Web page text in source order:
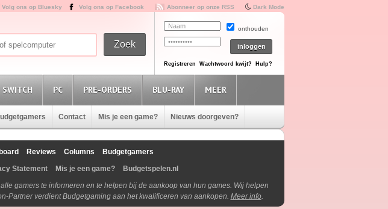
Volg ons op Bluesky Volg ons op Facebook Abonneer op onze RSS Dark Mode
onthouden
Registreren Wachtwoord kwijt? Hulp?
SWITCH PC PRE-ORDERS BLU-RAY MEER
Contact Mis je een game? Nieuws doorgeven?
Reviews Columns
Budgetgamers
Statement Mis je een game?
Budgetspelen.nl
gamers te informeren en te helpen bij de aankoop van hun games. Wij helpen
Partner verdient Budgetgaming aan het kwalificeren van aankopen. Meer info.